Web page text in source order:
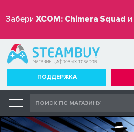
Забери XCOM: Chimera Squad и
бесплатно
ПОДДЕРЖКА